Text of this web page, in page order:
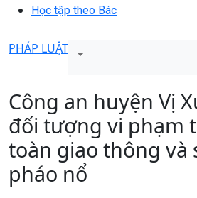
Học tập theo Bác
PHÁP LUẬT
Công an huyện Vị
đối tượng vi phạm
toàn giao thông và
pháo nổ